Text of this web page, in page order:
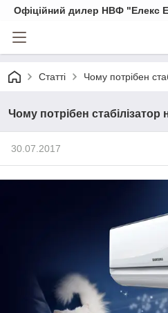
Офіційний дилер НВФ "Елекс
Статті Чому потрібен
Чому потрібен
30.07.2017